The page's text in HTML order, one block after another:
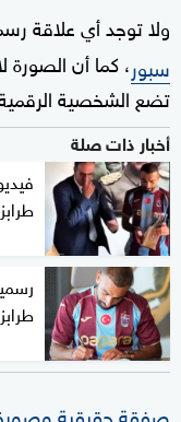
ولا توجد أي علاقة
سبور، كما أن الصورة
تضع الشخصية
أخبار ذات صلة
صفقة حقيقية